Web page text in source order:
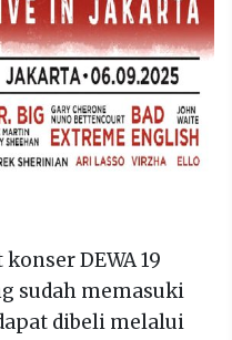
DEWA 19
sudah memasuki
dibeli melalui